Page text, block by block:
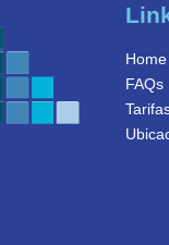
Home
FAQs